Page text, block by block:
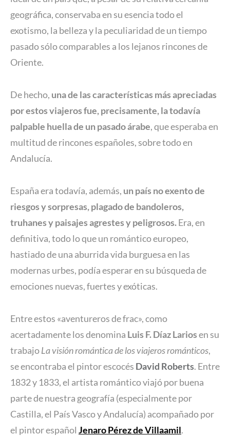
geográfica, conservaba en su esencia todo el
exotismo, la belleza y la peculiaridad de un tiempo
pasado sólo comparables a los lejanos rincones de
Oriente.
De hecho, una de las características más apreciadas
por estos viajeros fue, precisamente, la todavía
palpable huella de un pasado árabe, que esperaba en
multitud de rincones españoles, sobre todo en
Andalucía.
España era todavía, además, un país no exento de
riesgos y sorpresas, plagado de bandoleros,
truhanes y paisajes agrestes y peligrosos.Era, en
definitiva, todo lo que un romántico europeo,
hastiado de una aburrida vida burguesa en las
modernas urbes, podía esperar en su búsqueda de
emociones nuevas, fuertes y exóticas.
Entre estos «aventureros de frac», como
acertadamente los denomina Luis F. Díaz Lariosen su
trabajoLa visión romántica de los viajeros románticos,
se encontraba el pintor escocés David Roberts. Entre
1832 y 1833, el artista romántico viajó por buena
parte de nuestra geografía (especialmente por
Castilla, el País Vasco y Andalucía) acompañado por
el pintor español Jenaro Pérez de Villaamil.